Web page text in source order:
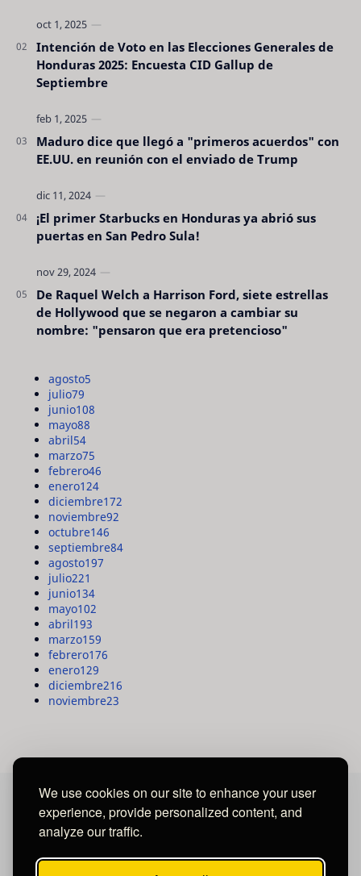
We use cookies on our site to enhance your user
experience, provide personalized content, and
analyze our traffic.
Intención de Voto en las Elecciones Generales de
Honduras 2025: Encuesta CID Gallup de
Septiembre
Maduro dice que llegó a "primeros acuerdos" con
EE.UU. en reunión con el enviado de Trump
¡El primer Starbucks en Honduras ya abrió sus
puertas en San Pedro Sula!
De Raquel Welch a Harrison Ford, siete estrellas
de Hollywood que se negaron a cambiar su
nombre: "pensaron que era pretencioso"
agosto5
julio79
junio108
mayo88
abril54
marzo75
febrero46
enero124
diciembre172
noviembre92
octubre146
septiembre84
agosto197
julio221
junio134
mayo102
abril193
marzo159
febrero176
enero129
diciembre216
noviembre23
MAYA MEDIA GROUP
Ubicados en Tegucigalpa - Honduras.